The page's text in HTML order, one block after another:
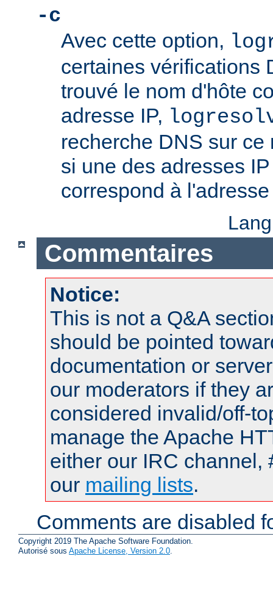
-c
Avec cette option,
certaines vérifications
trouvé le nom d'hôte
adresse IP,
recherche DNS sur
si une des adresses
correspond à
Commentaires
Notice:
This is not a Q&A
should be pointed
documentation or
our moderators if they
considered invalid/off-
manage the Apache
either our IRC channel,
our mailing lists.
Comments are disabled
Copyright 2019 The Apache Software Foundation.
Autorisé sous Apache License, Version 2.0